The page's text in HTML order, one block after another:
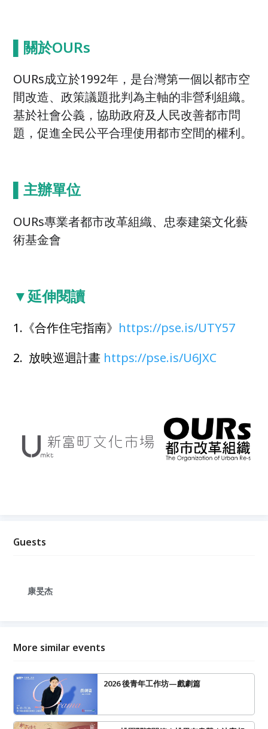
▌關於OURs
OURs成立於1992年，是台灣第一個以都市空
間改造、政策議題批判為主軸的非營利組織。
基於社會公義，協助政府及人民改善都市問
題，促進全民公平合理使用都市空間的權利。
▌主辦單位
OURs專業者都市改革組織、忠泰建築文化藝
術基金會
▼延伸閱讀
1.《合作住宅指南》 https://pse.is/UTY57
2. 放映巡迴計畫 https://pse.is/U6JXC
Guests
康旻杰
More similar events
2026 後青年工作坊—戲劇篇